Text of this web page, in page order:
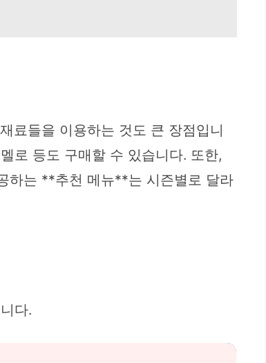
료들을 이용하는 것도 큰 장점입니
로 등도 구매할 수 있습니다. 또한,
하는 **추천 메뉴**는 시즌별로 달라
다.